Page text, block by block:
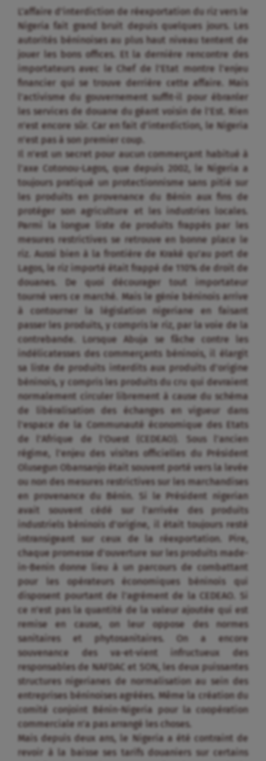
L’affaire d’interdiction de réexportation du riz vers le
Nigeria fait grand bruit depuis quelques jours. Les
autorités béninoises au plus haut niveau tentent de
jouer les bons offices. Et la dernière rencontre des
importateurs avec le Chef de l’Etat montre l’enjeu
financier qui se trouve derrière cette affaire. Mais
l’activisme du gouvernement suffit-il pour ébranler
les services de douane du géant voisin de l’Est. Rien
n’est encore sûr. Car en fait d’interdiction, le Nigeria
n’est pas à son premier coup.
Il n’est un secret pour aucun commerçant habitué à
l’axe Cotonou-Lagos, que depuis 2002, le Nigeria a
toujours pratiqué un protectionnisme sans pitié sur
les produits en provenance du Bénin aux fins de
protéger son agriculture et les industries locales.
Parmi la longue liste de produits frappés par les
mesures restrictives se retrouve en bonne place le
riz. Aussi bien à la frontière de Kraké qu’au port de
Lagos, le riz importé était frappé de 110% de droit de
douanes. De quoi décourager tout importateur
tourné vers ce marché. Mais le génie béninois arrive
à contourner la législation nigeriane en faisant
passer les produits, y compris le riz, par la voie de la
contrebande. Lorsque Abuja se fâche contre les
indélicatesses des commerçants béninois, il élargit
sa liste de produits interdits aux produits d’origine
béninois, y compris les produits du cru qui devraient
normalement circuler librement à cause du schéma
de libéralisation des échanges en vigueur dans
l’espace de la Communauté économique des Etats
de l’Afrique de l’Ouest (CEDEAO). Sous l’ancien
régime, l’enjeu des visites officielles du Président
Olusegun Obansanjo était souvent porté vers la levée
ou non des mesures restrictives sur les marchandises
en provenance du Bénin. Si le Président nigerian
avait souvent cédé sur l’arrivée des produits
industriels béninois d’origine, il était toujours resté
intransigeant sur ceux de la réexportation. Pire,
chaque promesse d’ouverture sur les produits made-
in-Benin donne lieu à un parcours de combattant
pour les opérateurs économiques béninois qui
disposent pourtant de l’agrément de la CEDEAO. Si
ce n’est pas la quantité de la valeur ajoutée qui est
remise en cause, on leur oppose des normes
sanitaires et phytosanitaires. On a encore
souvenance des va-et-vient infructueux des
responsables de NAFDAC et SON, les deux puissantes
structures nigerianes de normalisation au sein des
entreprises béninoises agréées. Même la création du
comité conjoint Bénin-Nigeria pour la coopération
commerciale n’a pas arrangé les choses.
Mais depuis deux ans, le Nigeria a été contraint de
revoir à la baisse ses tarifs douaniers sur certains